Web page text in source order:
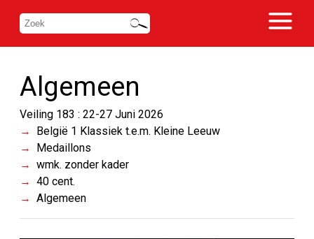
Algemeen
Veiling 183 : 22-27 Juni 2026
België 1 Klassiek t.e.m. Kleine Leeuw
Medaillons
wmk. zonder kader
40 cent.
Algemeen